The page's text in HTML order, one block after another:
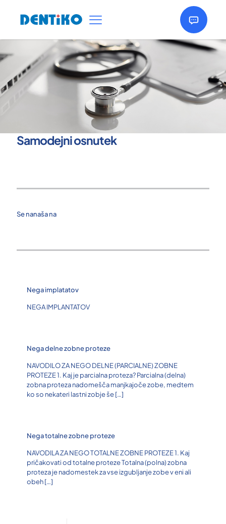
Samodejni osnutek
Se nanaša na
Nega implatatov
NEGA IMPLANTATOV
Nega delne zobne proteze
NAVODILO ZA NEGO DELNE (PARCIALNE) ZOBNE
PROTEZE 1. Kaj je parcialna proteza? Parcialna (delna)
zobna proteza nadomešča manjkajoče zobe, medtem
ko so nekateri lastni zobje še[…]
Nega totalne zobne proteze
NAVODILA ZA NEGO TOTALNE ZOBNE PROTEZE 1. Kaj
pričakovati od totalne proteze Totalna (polna) zobna
proteza je nadomestek za vse izgubljanje zobe v eni ali
obeh[…]